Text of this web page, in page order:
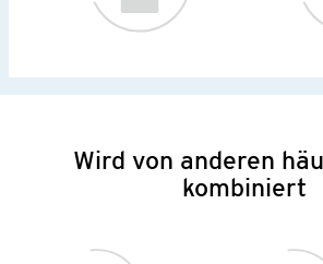
Wird von anderen
kombiniert